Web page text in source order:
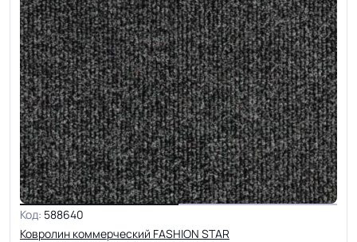
Код: 588640
Ковролин коммерческий FASHION STAR